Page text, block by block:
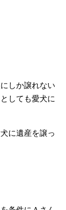
しか譲れない
しても愛犬に
に遺産を譲っ